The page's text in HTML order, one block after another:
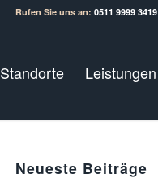
Rufen Sie uns an: 0511 9999 3419
Standorte Leistungen
Neueste Beiträge